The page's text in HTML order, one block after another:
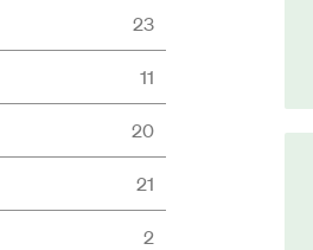
23
11
20
21
2